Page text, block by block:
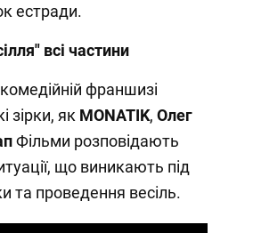
естради.
всі частини
франшизі
зірки, як MONATIK, Олег
Фільми розповідають
що виникають під
та проведення весіль.